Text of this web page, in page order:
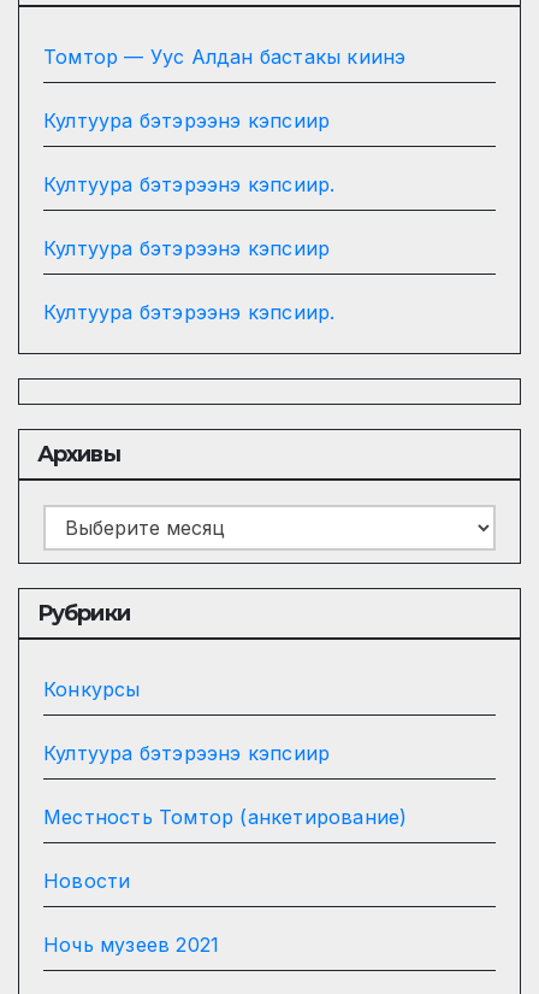
Томтор — Уус Алдан бастакы киинэ
Култуура бэтэрээнэ кэпсиир
Култуура бэтэрээнэ кэпсиир.
Култуура бэтэрээнэ кэпсиир
Култуура бэтэрээнэ кэпсиир.
Архивы
Архивы
Рубрики
Конкурсы
Култуура бэтэрээнэ кэпсиир
Местность Томтор (анкетирование)
Новости
Ночь музеев 2021